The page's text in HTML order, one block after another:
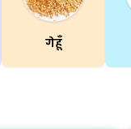
गेहूँ